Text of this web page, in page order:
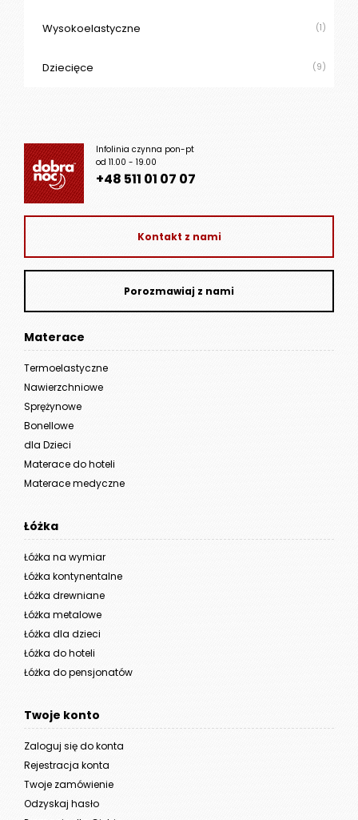
Wysokoelastyczne (1)
Dziecięce (9)
Infolinia czynna pon-pt
od 11.00 - 19.00
+48 511 01 07 07
Kontakt z nami
Porozmawiaj z nami
Materace
Termoelastyczne
Nawierzchniowe
Sprężynowe
Bonellowe
dla Dzieci
Materace do hoteli
Materace medyczne
Łóżka
Łóżka na wymiar
Łóżka kontynentalne
Łóżka drewniane
Łóżka metalowe
Łóżka dla dzieci
Łóżka do hoteli
Łóżka do pensjonatów
Twoje konto
Zaloguj się do konta
Rejestracja konta
Twoje zamówienie
Odzyskaj hasło